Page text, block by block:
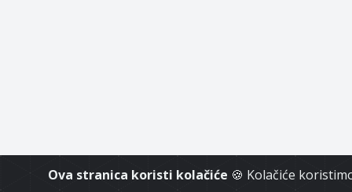
Ova stranica koristi kolačiće 🍪 Kolačiće